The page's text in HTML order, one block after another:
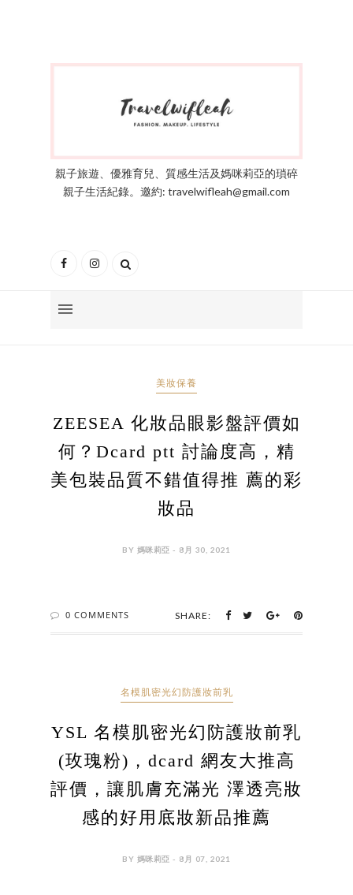
親子旅遊、優雅育兒、質感生活及媽咪莉亞的瑣碎
親子生活紀錄。邀約: travelwifleah@gmail.com
美妝保養
ZEESEA 化妝品眼影盤評價如
何？Dcard ptt 討論度高，精
美包裝品質不錯值得推 薦的彩
妝品
BY 媽咪莉亞 - 8月 30, 2021
0 COMMENTS SHARE:
名模肌密光幻防護妝前乳
YSL 名模肌密光幻防護妝前乳
(玫瑰粉)，dcard 網友大推高
評價，讓肌膚充滿光 澤透亮妝
感的好用底妝新品推薦
BY 媽咪莉亞 - 8月 07, 2021